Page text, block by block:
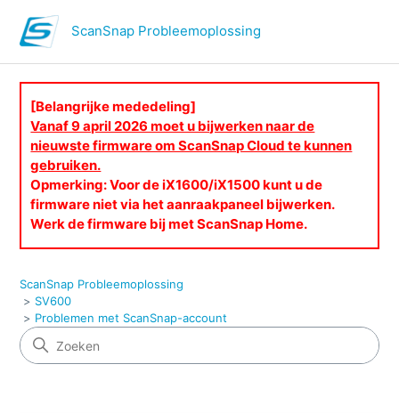
ScanSnap Probleemoplossing
[Belangrijke mededeling]
Vanaf 9 april 2026 moet u bijwerken naar de
nieuwste firmware om ScanSnap Cloud te kunnen
gebruiken.
Opmerking: Voor de iX1600/iX1500 kunt u de
firmware niet via het aanraakpaneel bijwerken.
Werk de firmware bij met ScanSnap Home.
ScanSnap Probleemoplossing
SV600
Problemen met ScanSnap-account